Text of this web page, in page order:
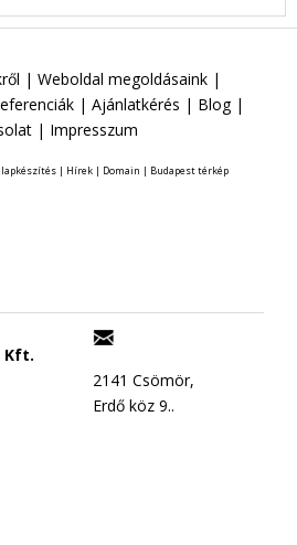
| Weboldal megoldásaink|
| Ajánlatkérés | Blog|
| Impresszum
| Hírek| Domain | Budapest térkép
Kft.
2141 Csömör,
Erdő köz 9..